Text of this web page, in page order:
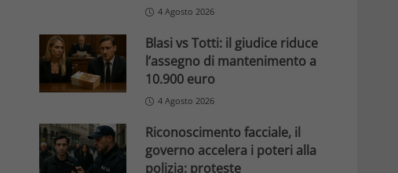
4 Agosto 2026
Blasi vs Totti: il giudice riduce
l’assegno di mantenimento a
10.900 euro
4 Agosto 2026
Riconoscimento facciale, il
governo accelera i poteri alla
polizia: proteste